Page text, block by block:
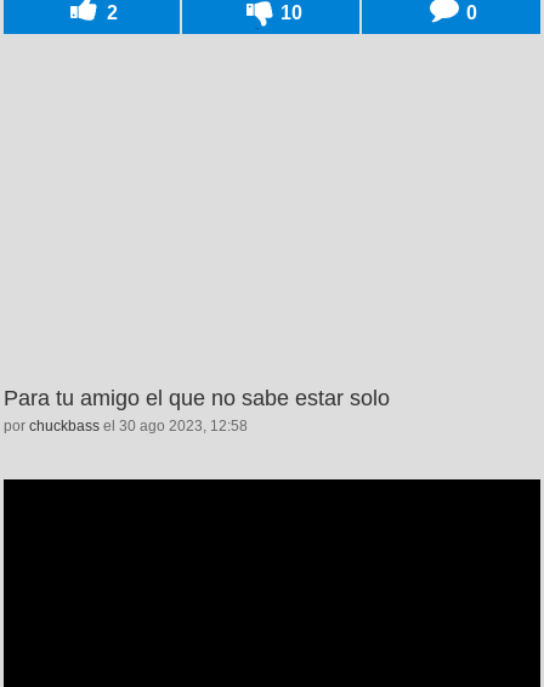
2 10 0
Para tu amigo el que no sabe estar solo
por chuckbass el 30 ago 2023, 12:58